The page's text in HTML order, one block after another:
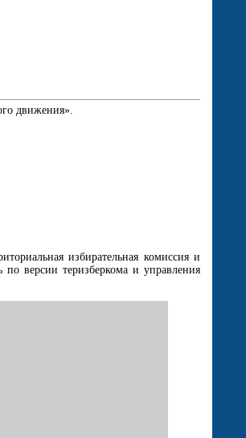
движения».
избирательная комиссия и
версии теризберкома и управления